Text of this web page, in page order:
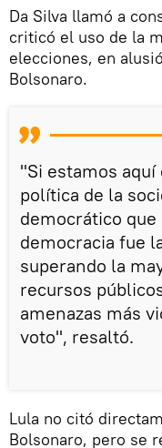
Da Silva llamó a
criticó el uso de la
elecciones, en
Bolsonaro.
"Si estamos
política de la
democrático
democracia fue
superando la
recursos
amenazas más
voto", resaltó.
Lula no citó
Bolsonaro, pero se